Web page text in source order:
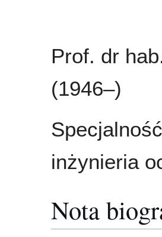
Prof. dr
(1946–)
inżynieria
Nota